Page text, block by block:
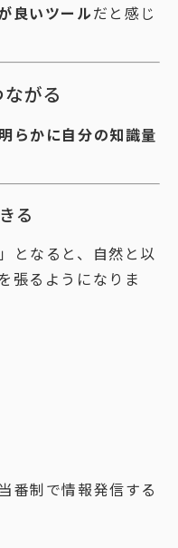
良いツールだと感じ
がる
明らかに自分の知識量
る
となると、自然と以
張るようになりま
番制で情報発信する